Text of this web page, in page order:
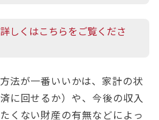
しくはこちらをご覧くださ
法が一番いいかは、家計の状
に回せるか）や、今後の収入
くない財産の有無などによっ